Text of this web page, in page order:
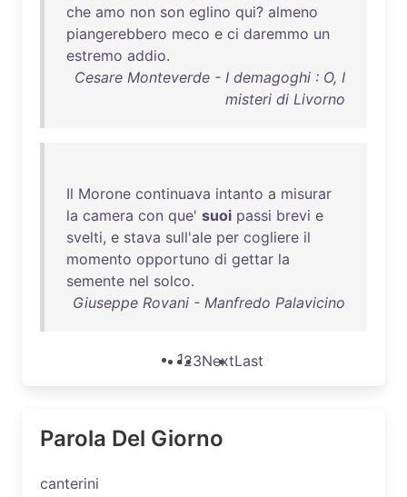
che amo non son eglino qui? almeno
piangerebbero meco e ci daremmo un
estremo addio.
Cesare Monteverde - I demagoghi : O, I
misteri di Livorno
Il Morone continuava intanto a misurar
la camera con que' suoi passi brevi e
svelti, e stava sull'ale per cogliere il
momento opportuno di gettar la
semente nel solco.
Giuseppe Rovani - Manfredo Palavicino
123NextLast
Parola Del Giorno
canterini